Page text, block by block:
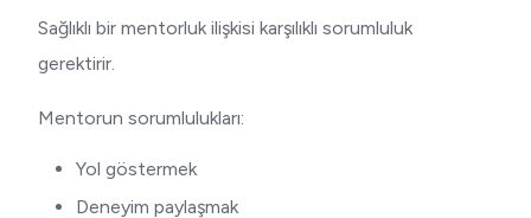
Sağlıklı bir mentorluk ilişkisi karşılıklı sorumluluk
gerektirir.
Mentorun sorumlulukları:
Yol göstermek
Deneyim paylaşmak